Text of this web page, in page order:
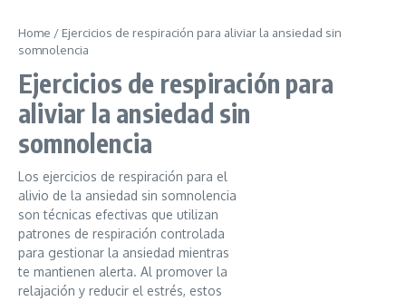
Home / Ejercicios de respiración para aliviar la ansiedad sin
somnolencia
Ejercicios de respiración para
aliviar la ansiedad sin
somnolencia
Los ejercicios de respiración para el
alivio de la ansiedad sin somnolencia
son técnicas efectivas que utilizan
patrones de respiración controlada
para gestionar la ansiedad mientras
te mantienen alerta. Al promover la
relajación y reducir el estrés, estos